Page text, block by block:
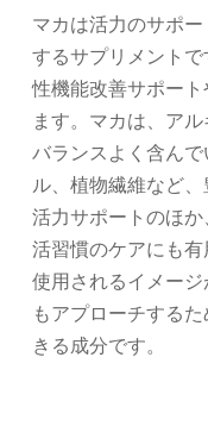
マカは活力のサポ
するサプリメントで
性機能改善サポー
ます。マカは、ア
バランスよく含ん
ル、植物繊維など、
活力サポートのほ
活習慣のケアにも
使用されるイメー
もアプローチする
きる成分です。